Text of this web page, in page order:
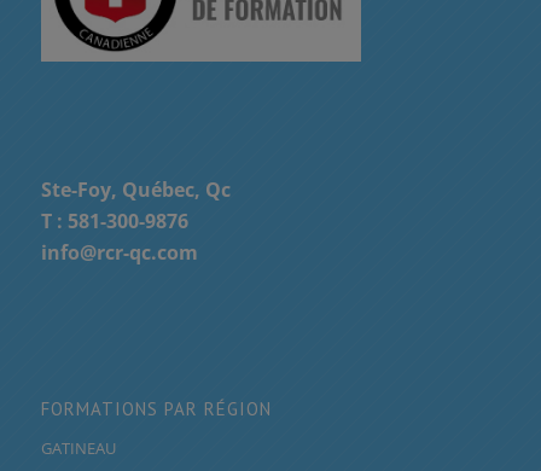
Ste-Foy, Québec, Qc
T : 581-300-9876
info@rcr-qc.com
FORMATIONS PAR RÉGION
GATINEAU